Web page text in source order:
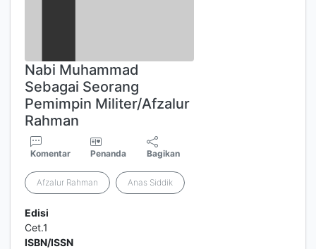
Nabi Muhammad
Sebagai Seorang
Pemimpin Militer/Afzalur
Rahman
Komentar Penanda Bagikan
Afzalur Rahman Anas Siddik
Edisi
Cet.1
ISBN/ISSN